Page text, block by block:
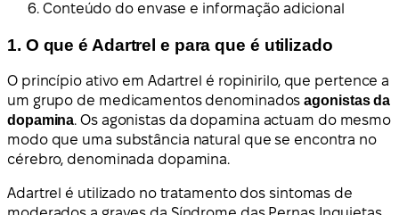
Conteúdo do envase e informação adicional
1. O que é Adartrel e para que é utilizado
O princípio ativo em Adartrel é ropinirilo, que pertence a
um grupo de medicamentos denominadosagonistas da
dopamina. Os agonistas da dopamina actuam do mesmo
modo que uma substância natural que se encontra no
cérebro, denominada dopamina.
Adartrel é utilizado no tratamento dos sintomas de